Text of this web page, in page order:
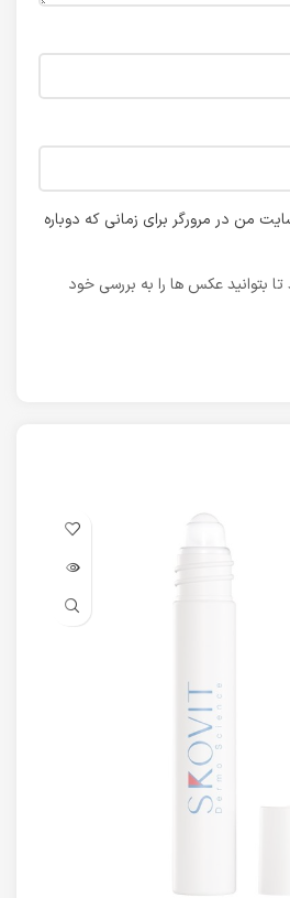
من در مرورگر برای زمانی که دوباره
بتوانید عکس ها را به بررسی خود